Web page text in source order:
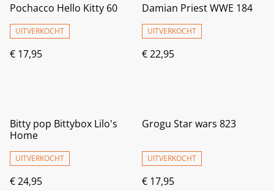
Pochacco Hello Kitty 60
UITVERKOCHT
€ 17,95
Damian Priest WWE 184
UITVERKOCHT
€ 22,95
Bitty pop Bittybox Lilo's
Home
UITVERKOCHT
€ 24,95
Grogu Star wars 823
UITVERKOCHT
€ 17,95